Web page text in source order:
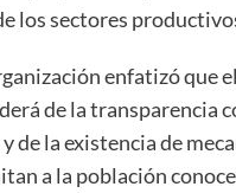
los sectores
enfatizó que
de la transparencia
de la existencia de
a la población